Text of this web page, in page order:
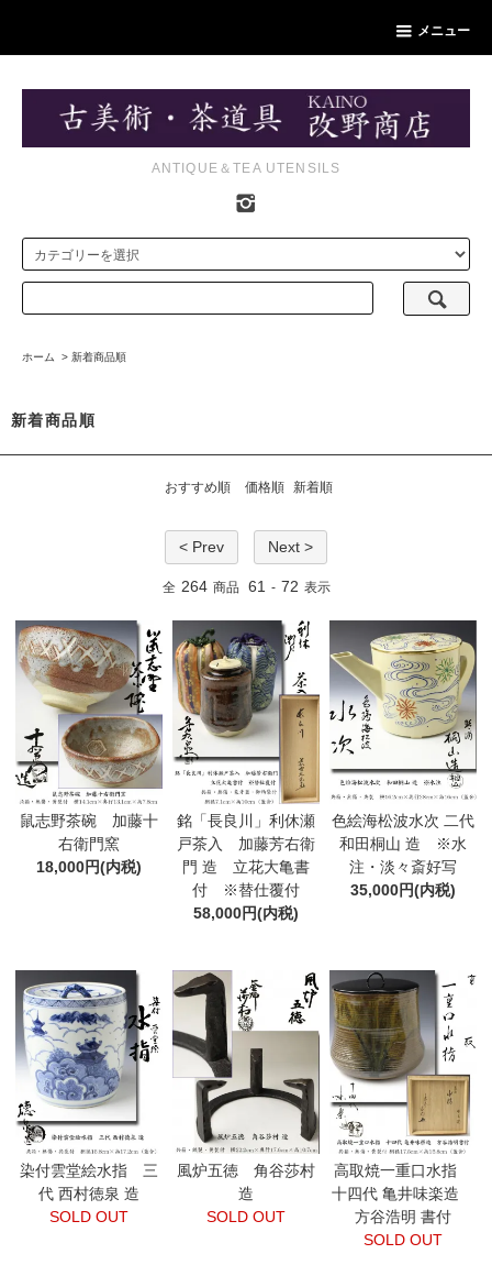
メニュー
ANTIQUE＆TEA UTENSILS
ホーム > 新着商品順
新着商品順
おすすめ順 価格順 新着順
< Prev Next >
全 264 商品 61 - 72 表示
鼠志野茶碗 加藤十
右衛門窯
18,000円(内税)
銘「長良川」利休瀬
戸茶入 加藤芳右衛
門 造 立花大亀書
付 ※替仕覆付
58,000円(内税)
色絵海松波水次 二代
和田桐山 造 ※水
注・淡々斎好写
35,000円(内税)
染付雲堂絵水指 三
代 西村徳泉 造
SOLD OUT
風炉五徳 角谷莎村
造
SOLD OUT
高取焼一重口水指
十四代 亀井味楽造
方谷浩明 書付
SOLD OUT